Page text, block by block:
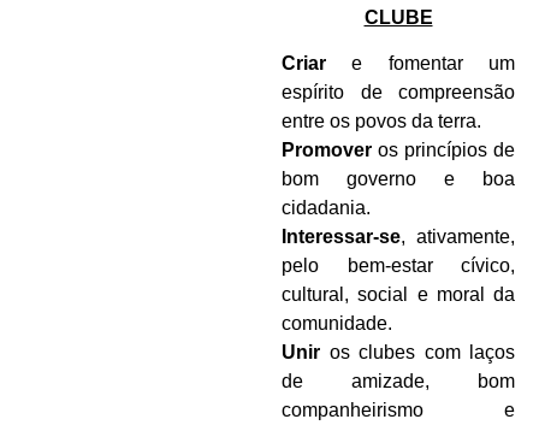
CLUBE
Criar e fomentar um
espírito de compreensão
entre os povos da terra.
Promover os princípios de
bom governo e boa
cidadania.
Interessar-se, ativamente,
pelo bem-estar cívico,
cultural, social e moral da
comunidade.
Unir os clubes com laços
de amizade, bom
companheirismo e